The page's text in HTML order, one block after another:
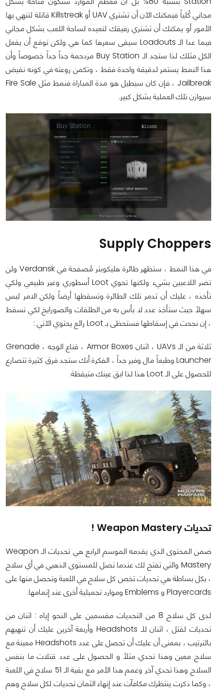
مجاني كُلياً فيمكنك الآن أن تشتري UAV أو Killstreak قاتلة لتنهي بها
الأمور أو يمكنك أن تشتري رفيقك لتعيده لساحة اللعب بشكل مجاني
فيما عدا الـ Loadouts سيقى سعرها كما هي ولكن توقع أن يفعل
الكل مثلك لذا ستجد الـ Buy Station مزدحمة جداً جداً خصوصاً وأن
هذا النمط يستمر لدقيقة واحدة فقط ، وتكمن روعته في كونه نقيض
Jailbreak ، فإن كان سيطيل هو مدة المباراة فنمط مثل Fire Sale
سيوازن تلك العملية بشكل كبير.
Supply Choppers
في هذا النمط ، ستظهر طائرة هليكوبتر مُصفحة في Verdansk ولن
تضر اللاعبين بشيء ولكنها تحوي Loot أسطوري وغير طبيعي ولكي
تأخذه ، عليك أن تدمر تلك الطائرة وتسقطها أرضاً ولكن الامر ليس
سهلاً حيث ستأخذ عدد لا بأس به من الطلقات والصورايخ لكي تسقط
، إن نجحت في إسقاطها فستحظى بـ Loot رائع يحتوي الآتي :
ثلاثة من الـ UAVs ، اثنان Armor Boxes ، قناع الوجه ، Grenade
Launcher وطبعاً مال وفير جداً ، الفكرة أنك ستجد فرق كثيرة تتصارع
للحصول على الـ Loot هذا لذا ابق عينك متيقظة.
تحديات Weapon Mastery !
ضمن المحتوى الذي يقدمه الموسم الرابع هي تحديات الـ Weapon
Mastery والتي تفتح لك عندما تصل للمستوى الذهبي في أي سلاح
، بكل بساطة هي تحديات تخص كل سلاح في اللعبة وتحصل منها على
Playercards و Emblems وموارد تجميلية أخرى عند إتمامها.
لدى كل سلاح 8 من التحديات مقسمين على النحو إياه : اثنان من
تحديات لقتل ، اثنان للـ Headshots وأربعة آخرين عليك أن تنهيهم
بالترتيب ، بمعنى أن عليك أن تحصل على عدد Headshots معينة مع
سلاح معين وهذا تحدي مثلاً و الحصول على عدد قتلات ما بنفس
السلاح وهذا تحدي آخر وعمم هذا الأمر مع بقية الـ 51 سلاح في اللعبة
، وكما ذكرت ينتظرك مكافآت عند إنهاء الثمان تحديات لكل سلاح وهم